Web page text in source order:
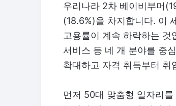
우리나라 2차 베이비부머
(18.6%)을 차지합니다. 이
고용률이 계속 하락하는 것
서비스 등 네 개 분야를 중
확대하고 자격 취득부터 취
먼저 50대 맞춤형 일자리